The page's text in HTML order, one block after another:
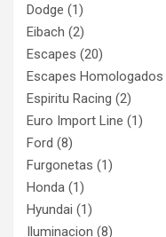
Dodge (1)
Eibach (2)
Escapes (20)
Escapes Homologados
Espiritu Racing (2)
Euro Import Line (1)
Ford (8)
Furgonetas (1)
Honda (1)
Hyundai (1)
Iluminacion (8)